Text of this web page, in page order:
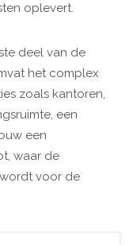
oplevert.
deel van de
het complex
zoals kantoren,
een
een
waar de
voor de